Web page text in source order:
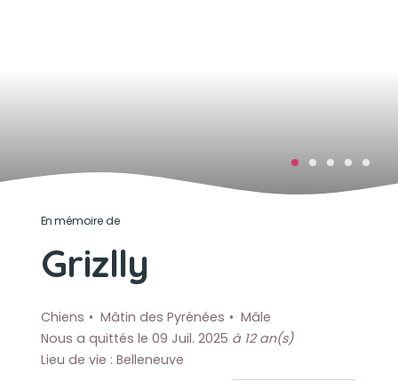
En mémoire de
Grizlly
Chiens Mâtin des Pyrénées
Mâle
Nous a quittés le 09 Juil. 2025 à 12 an(s)
Lieu de vie : Belleneuve